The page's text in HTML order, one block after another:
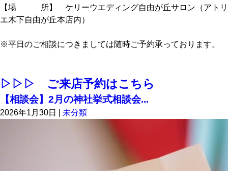
【場 所】 ケリーウエディング自由が丘サロン（アトリ
エ木下自由が丘本店内）
※平日のご相談につきましては随時ご予約承っております。
▷▷▷ ご来店予約はこちら
【相談会】2月の神社挙式相談会...
2026年1月30日 未分類